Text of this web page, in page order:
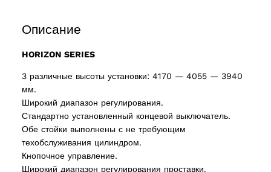
Описание
HORIZON SERIES
3 различные высоты установки: 4170 — 4055 — 3940
мм.
Широкий диапазон регулирования.
Стандартно установленный концевой выключатель.
Обе стойки выполнены с не требующим
техобслуживания цилиндром.
Кнопочное управление.
Широкий диапазон регулирования проставки.